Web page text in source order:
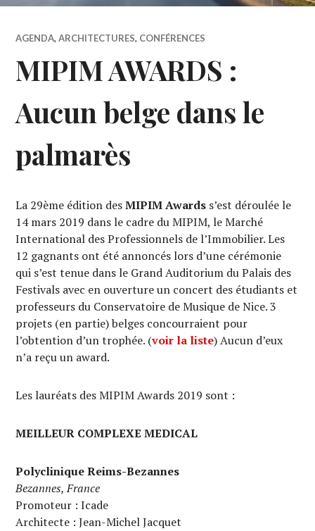
AGENDA,ARCHITECTURES, CONFÉRENCES
MIPIM AWARDS :
Aucun belge dans le
palmarès
La 29ème édition desMIPIM Awards s’est déroulée le
14 mars 2019 dans le cadre du MIPIM, le Marché
International des Professionnels de l’Immobilier. Les
12 gagnants ont été annoncés lors d’une cérémonie
qui s’est tenue dans le Grand Auditorium du Palais des
Festivals avec en ouverture un concert des étudiants et
professeurs du Conservatoire de Musique de Nice. 3
projets (en partie) belges concourraient pour
l’obtention d’un trophée. (voir la liste) Aucun d’eux
n’a reçu un award.
Les lauréats des MIPIM Awards 2019 sont :
MEILLEUR COMPLEXE MEDICAL
Polyclinique Reims-Bezannes
Bezannes, France
Promoteur : Icade
Architecte : Jean-Michel Jacquet